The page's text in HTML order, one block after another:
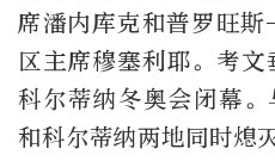
席潘内库克和普罗旺斯
区主席穆塞利耶。考文
科尔蒂纳冬奥会闭幕
和科尔蒂纳两地同时熄灭